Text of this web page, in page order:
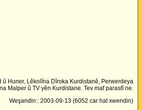
Huner, Lêkolîna Dîroka Kurdistanê, Perwerdeya
Malper û TV yên Kurdistane. Tev maf parastî ne.
Weşandin:: 2003-09-13 (6052 car hat xwendin)